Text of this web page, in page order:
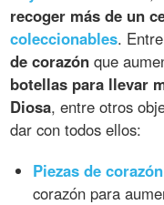
recoger más de un
coleccionables.
de corazón que
botellas para llevar
Diosa, entre otros
dar con todos ellos:
Piezas de corazón
corazón para